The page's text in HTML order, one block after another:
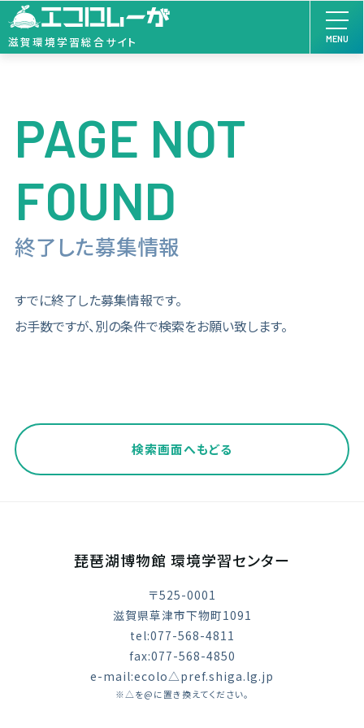
滋賀環境学習総合サイト MENU
PAGE NOT
FOUND
終了した募集情報
すでに終了した募集情報です。
お手数ですが、別の条件で検索をお願い致します。
検索画面へもどる
琵琶湖博物館 環境学習センター
〒525-0001
滋賀県草津市下物町1091
tel:077-568-4811
fax:077-568-4850
e-mail:ecolo△pref.shiga.lg.jp
※△を@に置き換えてください。